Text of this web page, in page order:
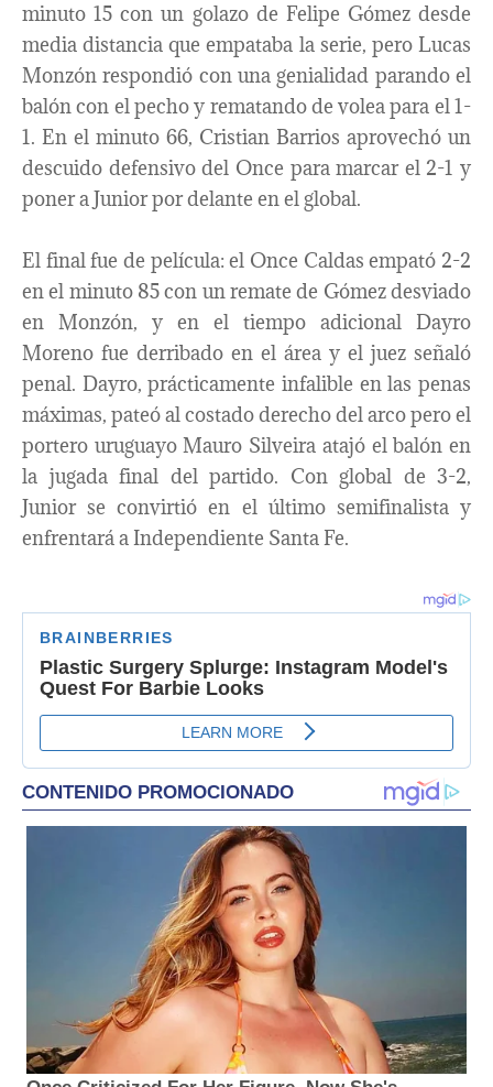
minuto 15 con un golazo de Felipe Gómez desde
media distancia que empataba la serie, pero Lucas
Monzón respondió con una genialidad parando el
balón con el pecho y rematando de volea para el 1-
1. En el minuto 66, Cristian Barrios aprovechó un
descuido defensivo del Once para marcar el 2-1 y
poner a Junior por delante en el global.
El final fue de película: el Once Caldas empató 2-2
en el minuto 85 con un remate de Gómez desviado
en Monzón, y en el tiempo adicional Dayro
Moreno fue derribado en el área y el juez señaló
penal. Dayro, prácticamente infalible en las penas
máximas, pateó al costado derecho del arco pero el
portero uruguayo Mauro Silveira atajó el balón en
la jugada final del partido. Con global de 3-2,
Junior se convirtió en el último semifinalista y
enfrentará a Independiente Santa Fe. ​​​​​​​​​​​​​​​​